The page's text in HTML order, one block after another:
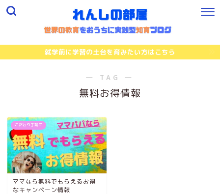
就学前に学習の土台を育みたい方はこちら
― TAG ―
無料お得情報
こだわり子育て
ママなら無料でもらえるお得
なキャンペーン情報